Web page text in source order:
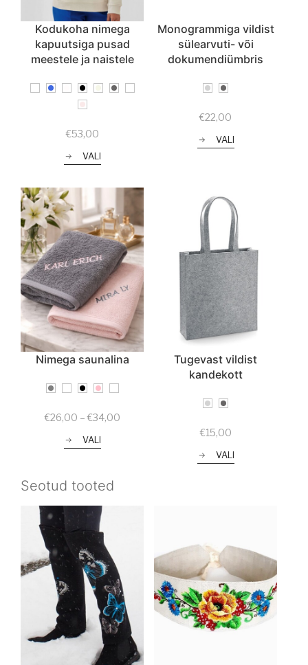
Kodukoha nimega
kapuutsiga pusad
meestele ja naistele
€53,00
VALI
Monogrammiga vildist
sülearvuti- või
dokumendiümbris
€22,00
VALI
Nimega saunalina
€26,00 – €34,00Price
VALI
Tugevast vildist
kandekott
€15,00
VALI
Seotud tooted